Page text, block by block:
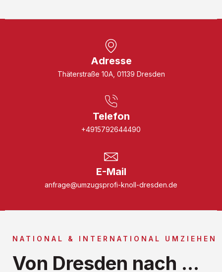
Adresse
Thäterstraße 10A, 01139 Dresden
Telefon
+4915792644490
E-Mail
anfrage@umzugsprofi-knoll-dresden.de
NATIONAL & INTERNATIONAL UMZIEHEN
Von Dresden nach ...